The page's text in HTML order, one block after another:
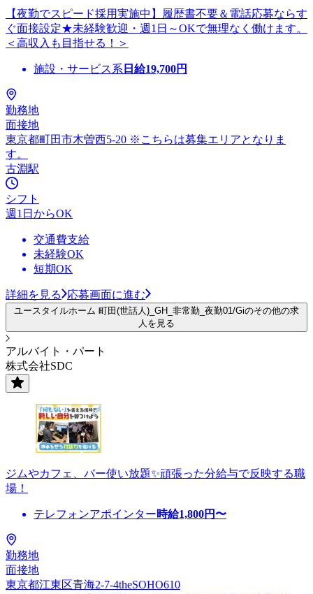
【夜勤でスピード採用実施中】履歴書不要＆電話応募ならす
ぐ面接設定★未経験歓迎・週1日～OKで無理なく働けます。
＜高収入も目指せる！＞
施設・サービス系 日給19,700円
勤務地
面接地
東京都町田市木曽西5-20 ※こちらは募集エリアとなりま
す。
古淵駅
シフト
週1日からOK
交通費支給
未経験OK
短期OK
詳細を見る 応募画面に進む
ユースタイルホーム 町田(世話人)_GH_非常勤_夜勤01/Giのその他の求
人を見る
アルバイト・パート
株式会社SDC
ジムやカフェ、バー使い放題✨頑張った分給与で反映する職
場！
テレフォンアポインター時給1,800円〜
勤務地
面接地
東京都江東区青海2-7-4theSOHO610